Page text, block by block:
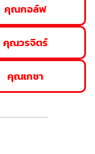
คุณกอล์ฟ
คุณวรจิตร์
คุณเกชา